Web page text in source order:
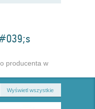
producenta w
Wyświetl wszystkie